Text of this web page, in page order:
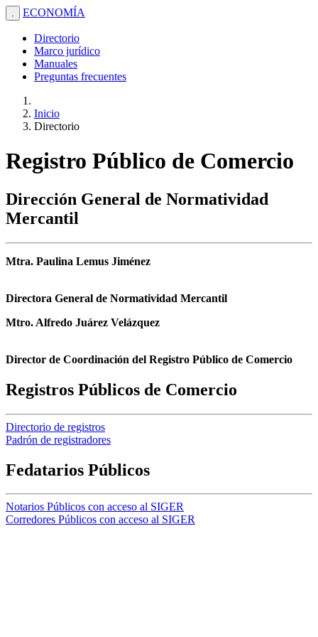
. ECONOMÍA
Directorio
Marco jurídico
Manuales
Preguntas frecuentes
Inicio
Directorio
Registro Público de Comercio
Dirección General de Normatividad
Mercantil
Mtra. Paulina Lemus Jiménez
Directora General de Normatividad Mercantil
Mtro. Alfredo Juárez Velázquez
Director de Coordinación del Registro Público de Comercio
Registros Públicos de Comercio
Directorio de registros
Padrón de registradores
Fedatarios Públicos
Notarios Públicos con acceso al SIGER
Corredores Públicos con acceso al SIGER